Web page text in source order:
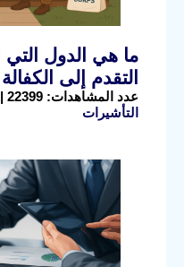
ما هي الدول التي
التقدم إلى
عدد المشاهدات: 22399 |
التأشيرات